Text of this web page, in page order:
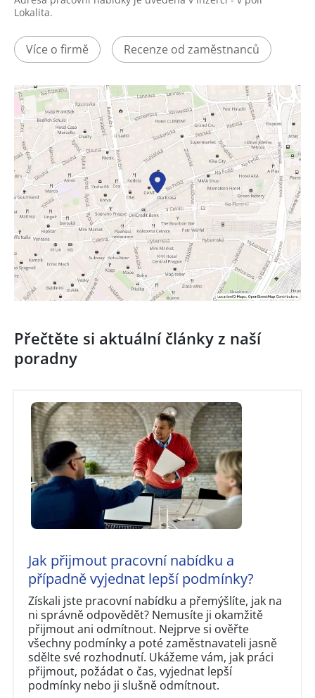
Lokalita.
Více o firmě Recenze od zaměstnanců
Přečtěte si aktuální články z naší
poradny
Jak přijmout pracovní nabídku a
případně vyjednat lepší podmínky?
Získali jste pracovní nabídku a přemýšlíte, jak na
ni správně odpovědět? Nemusíte ji okamžitě
přijmout ani odmítnout. Nejprve si ověřte
všechny podmínky a poté zaměstnavateli jasně
sdělte své rozhodnutí. Ukážeme vám, jak práci
přijmout, požádat o čas, vyjednat lepší
podmínky nebo ji slušně odmítnout.